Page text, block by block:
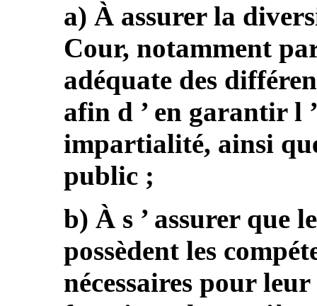
a) À assurer la
Cour, notamment
adéquate des
afin d ’ en garantir l
impartialité, ainsi
public ;
b) À s ’ assurer que
possèdent les
nécessaires pour